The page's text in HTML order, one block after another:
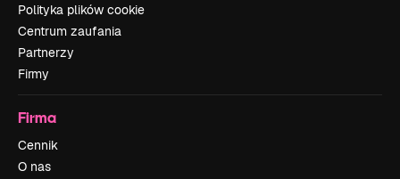
Polityka plików cookie
Centrum zaufania
Partnerzy
Firmy
Firma
Cennik
O nas